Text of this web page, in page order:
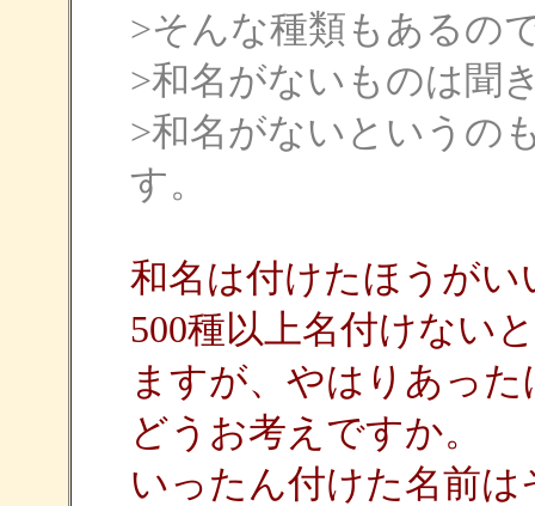
>そんな種類もあるの
>和名がないものは聞
>和名がないというの
す。
和名は付けたほうが
500種以上名付けない
ますが、やはりあっ
どうお考えですか。
いったん付けた名前